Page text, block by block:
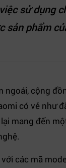
sử dụng
sản phẩm
ngoái, cộng
có vẻ như
mang đến
các mã